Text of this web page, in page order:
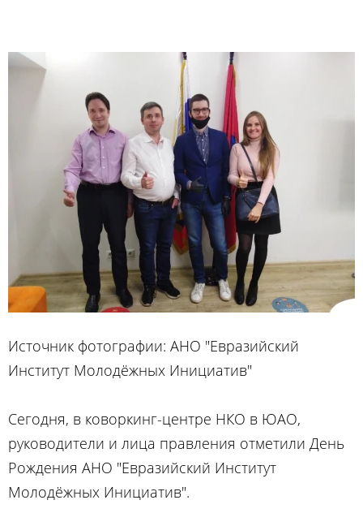
Источник фотографии: АНО "Евразийский
Институт Молодёжных Инициатив"
Сегодня, в коворкинг-центре НКО в ЮАО,
руководители и лица правления отметили День
Рождения АНО "Евразийский Институт
Молодёжных Инициатив".